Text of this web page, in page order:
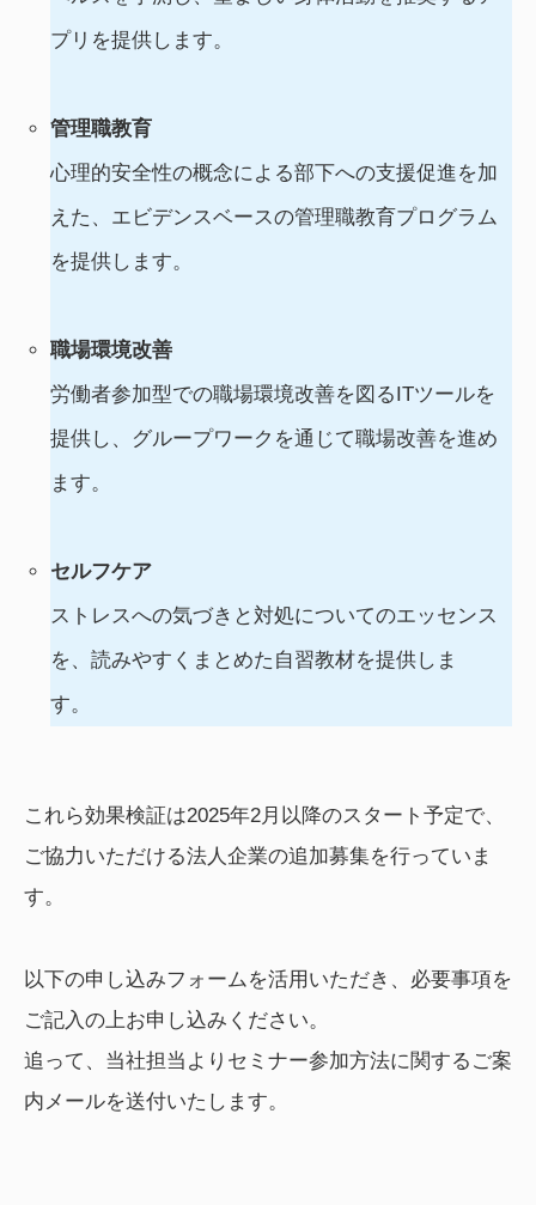
プリを提供します。
管理職教育
心理的安全性の概念による部下への支援促進を加
えた、エビデンスベースの管理職教育プログラム
を提供します。
職場環境改善
労働者参加型での職場環境改善を図るITツールを
提供し、グループワークを通じて職場改善を進め
ます。
セルフケア
ストレスへの気づきと対処についてのエッセンス
を、読みやすくまとめた自習教材を提供しま
す。
これら効果検証は2025年2月以降のスタート予定で、
ご協力いただける法人企業の追加募集を行っていま
す。
以下の申し込みフォームを活用いただき、必要事項を
ご記入の上お申し込みください。
追って、当社担当よりセミナー参加方法に関するご案
内メールを送付いたします。